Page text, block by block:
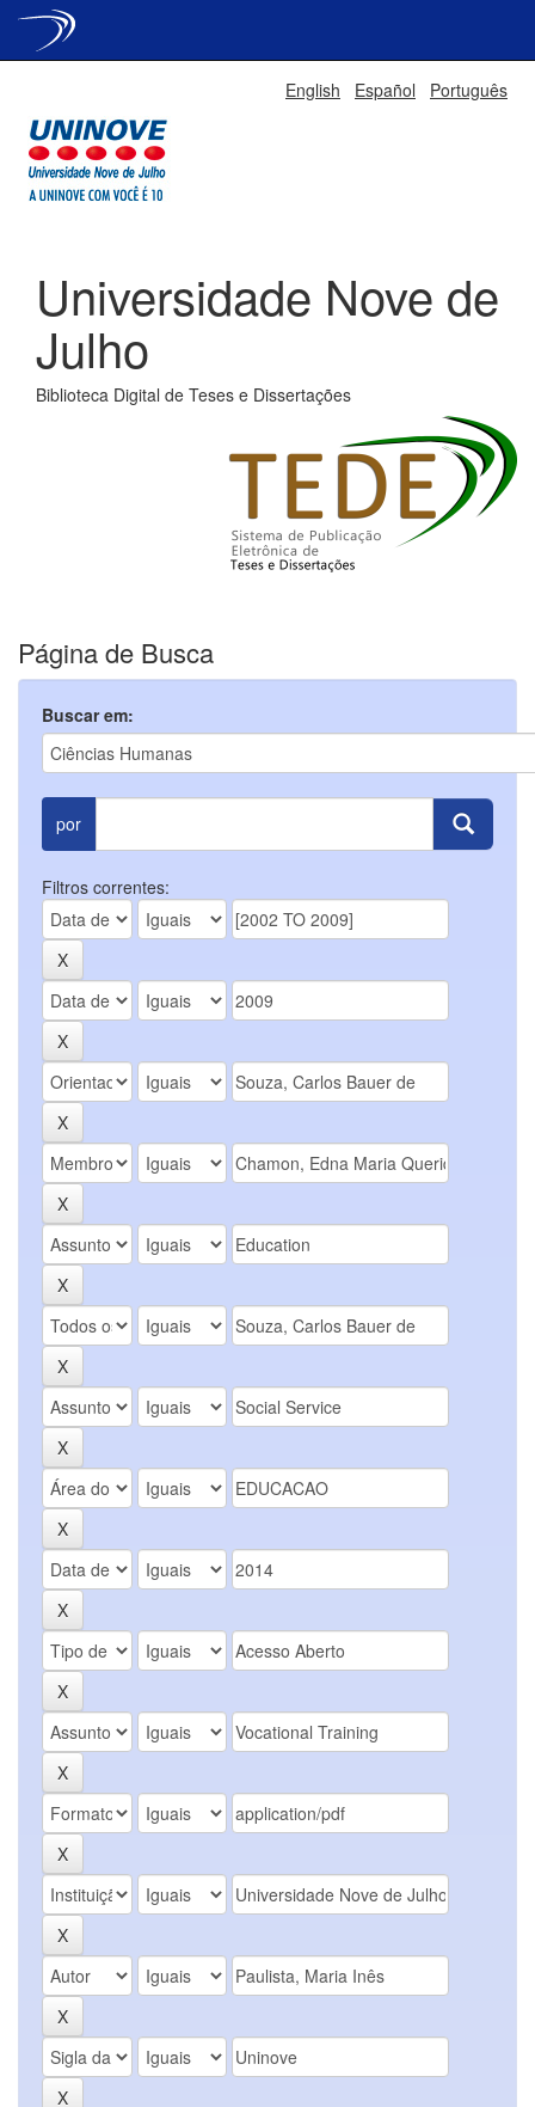
English Español Português
Universidade Nove de
Julho
Biblioteca Digital de Teses e Dissertações
Página de Busca
Buscar em:
por
Filtros correntes: